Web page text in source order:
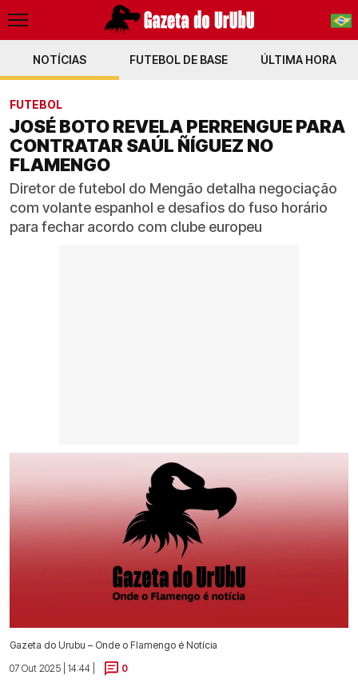
PT-BR
NOTÍCIAS FUTEBOL DE BASE ÚLTIMA HORA
FUTEBOL
JOSÉ BOTO REVELA PERRENGUE PARA
CONTRATAR SAÚL ÑÍGUEZ NO
FLAMENGO
Diretor de futebol do Mengão detalha negociação
com volante espanhol e desafios do fuso horário
para fechar acordo com clube europeu
Gazeta do Urubu – Onde o Flamengo é Notícia
07 Out 2025 | 14:44 |
0